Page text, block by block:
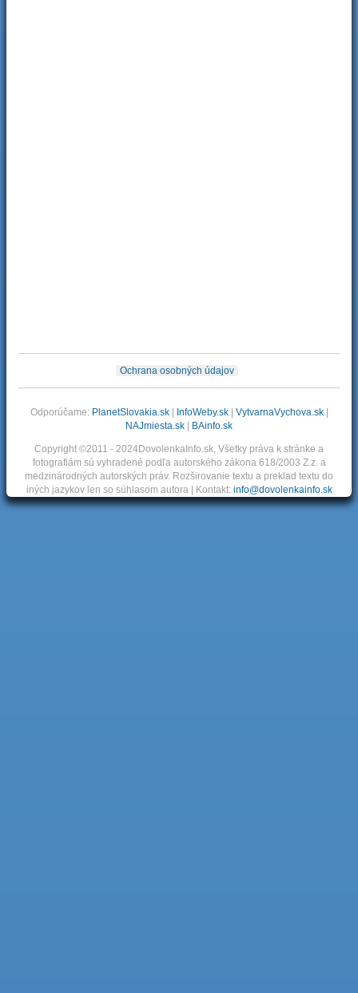
Ochrana osobných údajov
Odporúčame: PlanetSlovakia.sk| InfoWeby.sk| VytvarnaVychova.sk|
NAJmiesta.sk
BAinfo.sk
Copyright ©2011 - 2024DovolenkaInfo.sk, Všetky práva k stránke a
fotografiám sú vyhradené podľa autorského zákona 618/2003 Z.z. a
medzinárodných autorských práv. Rozširovanie textu a preklad textu do
iných jazykov len so súhlasom autora | Kontakt: info@dovolenkainfo.sk